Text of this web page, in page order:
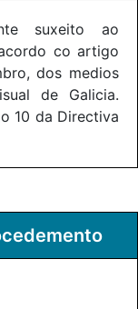
suxeito ao
co artigo
dos medios
de Galicia.
10 da Directiva